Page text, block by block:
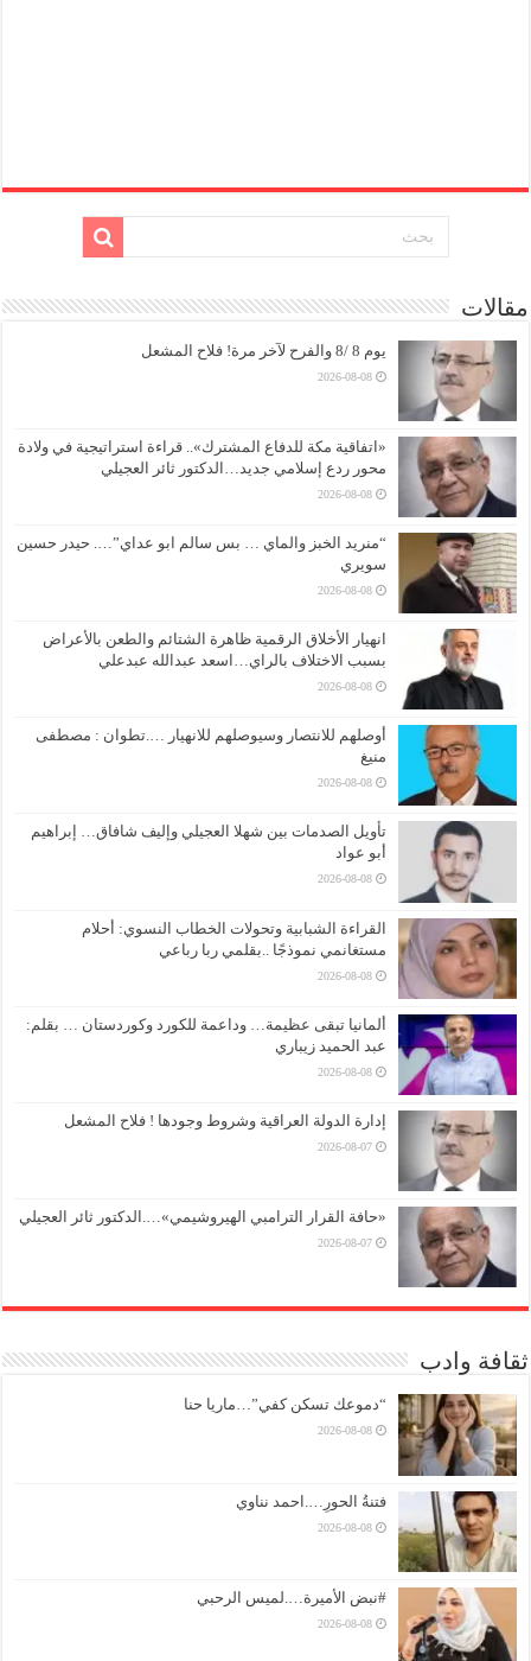
مقالات
يوم 8 /8 والفرح لآخر مرة! فلاح المشعل
2026-08-08
«اتفاقية مكة للدفاع المشترك».. قراءة استراتيجية في ولادة
محور ردع إسلامي جديد…الدكتور ثائر العجيلي
2026-08-08
“منريد الخبز والماي … بس سالم ابو عداي”…. حيدر حسين
سويري
2026-08-08
انهيار الأخلاق الرقمية ظاهرة الشتائم والطعن بالأعراض
بسبب الاختلاف بالراي…اسعد عبدالله عبدعلي
2026-08-08
أوصلهم للانتصار وسيوصلهم للانهيار ….تطوان : مصطفى
منيغ
2026-08-08
تأويل الصدمات بين شهلا العجيلي وإليف شافاق… إبراهيم
أبو عواد
2026-08-08
القراءة الشبابية وتحولات الخطاب النسوي: أحلام
مستغانمي نموذجًا ..بقلمي ربا رباعي
2026-08-08
ألمانيا تبقى عظيمة… وداعمة للكورد وكوردستان … بقلم:
عبد الحميد زيباري
2026-08-08
إدارة الدولة العراقية وشروط وجودها ! فلاح المشعل
2026-08-07
«حافة القرار الترامبي الهيروشيمي»….الدكتور ثائر العجيلي
2026-08-07
ثقافة وادب
“دموعك تسكن كفي”…ماريا حنا
2026-08-08
فتنةُ الحورِ….احمد نناوي
2026-08-08
#نبض الأميرة….لميس الرحبي
2026-08-08